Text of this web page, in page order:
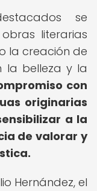
se
literarias
la creación de
la belleza y la
con
originarias
a la
de valorar y
Hernández, el